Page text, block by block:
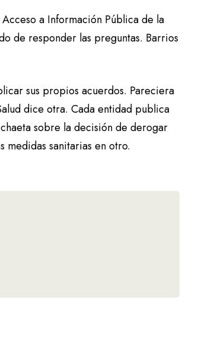
a Información Pública de la
de responder las preguntas. Barrios
sus propios acuerdos. Pareciera
dice otra. Cada entidad publica
sobre la decisión de derogar
medidas sanitarias en otro.